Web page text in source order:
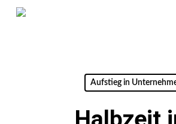
Skip
Aufstieg in